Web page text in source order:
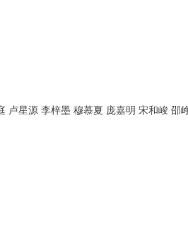
星源 李梓墨 穆慕夏 庞嘉明 宋和峻